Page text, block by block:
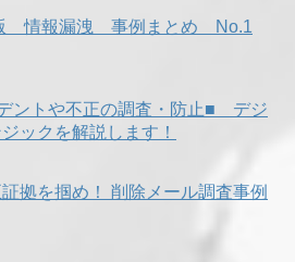
情報漏洩 事例まとめ No.1
ントや不正の調査・防止■ デジ
ックを解説します！
拠を掴め！ 削除メール調査事例